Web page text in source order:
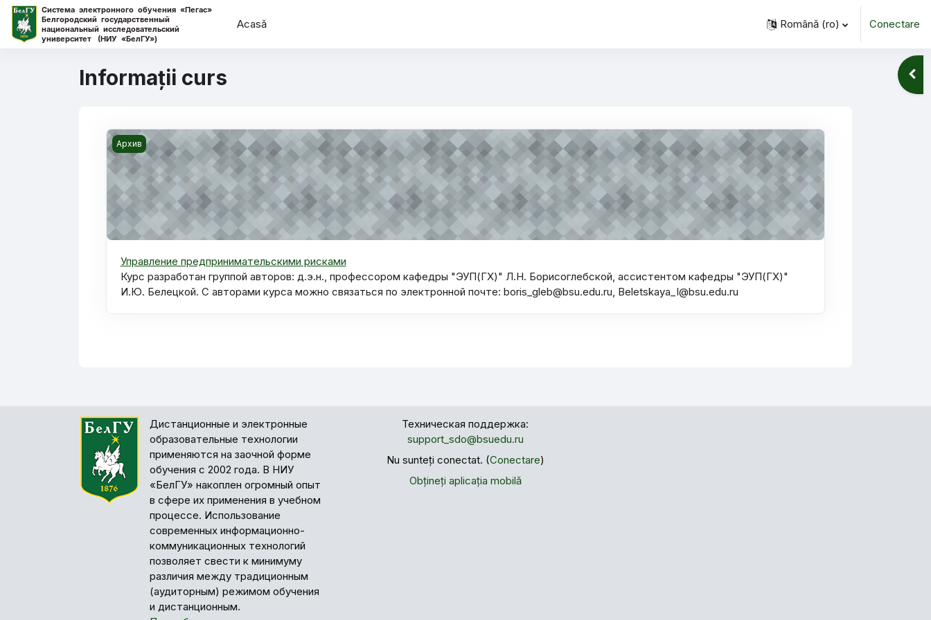
Sari la conţinutul principal
Acasă
Română ‎(ro)‎ Conectare
Informații curs
Imaginea reprezentativă a cursului Управление предпринимательскими рисками
Архив
Управление предпринимательскими рисками
Курс разработан группой авторов: д.э.н., профессором кафедры "ЭУП(ГХ)" Л.Н. Борисоглебской, ассистентом кафедры "ЭУП(ГХ)"
И.Ю. Белецкой. С авторами курса можно связаться по электронной почте: boris_gleb@bsu.edu.ru, Beletskaya_I@bsu.edu.ru
Дистанционные и электронные
образовательные технологии
применяются на заочной форме
обучения с 2002 года. В НИУ
«БелГУ» накоплен огромный опыт
в сфере их применения в учебном
процессе. Использование
современных информационно-
коммуникационных технологий
позволяет свести к минимуму
различия между традиционным
(аудиторным) режимом обучения
и дистанционным.
Техническая поддержка:
support_sdo@bsuedu.ru
Nu sunteți conectat. (Conectare)
Obțineți aplicația mobilă